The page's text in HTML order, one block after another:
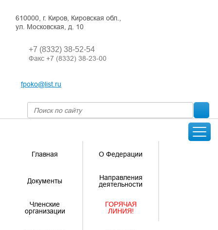
610000, г. Киров, Кировская обл.,
ул. Московская, д. 10
+7 (8332) 38-52-54
Факс +7 (8332) 38-23-00
fpoko@list.ru
Главная О Федерации
Документы
Направления
деятельности
Членские
организации
ГОРЯЧАЯ
ЛИНИЯ!